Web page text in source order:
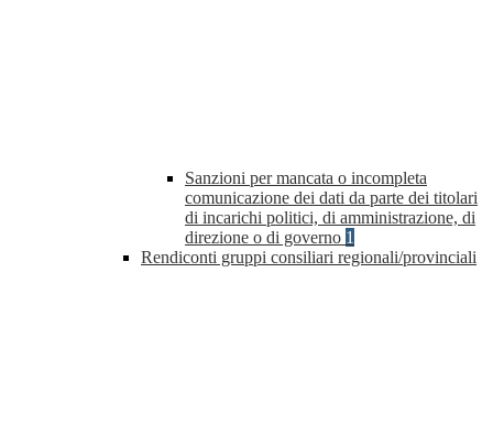
Sanzioni per mancata o incompleta
comunicazione dei dati da parte dei titolari
di incarichi politici, di amministrazione, di
direzione o di governo 1
Rendiconti gruppi consiliari regionali/provinciali